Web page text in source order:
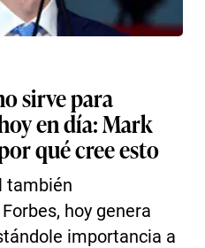
sirve para
en día: Mark
qué cree esto
también
hoy genera
importancia a